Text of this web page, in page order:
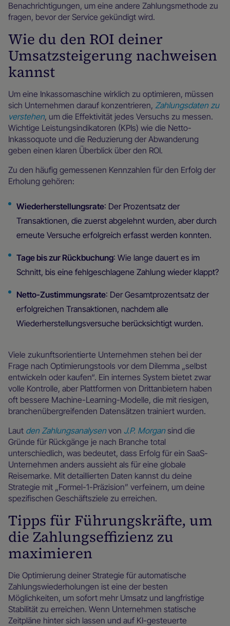
Benachrichtigungen, um eine andere Zahlungsmethode zu
fragen, bevor der Service gekündigt wird.
Wie du den ROI deiner
Umsatzsteigerung nachweisen
kannst
Um eine Inkassomaschine wirklich zu optimieren, müssen
sich Unternehmen darauf konzentrieren, Zahlungsdaten zu
verstehen, um die Effektivität jedes Versuchs zu messen.
Wichtige Leistungsindikatoren (KPIs) wie die Netto-
Inkassoquote und die Reduzierung der Abwanderung
geben einen klaren Überblick über den ROI.
Zu den häufig gemessenen Kennzahlen für den Erfolg der
Erholung gehören:
Wiederherstellungsrate: Der Prozentsatz der
Transaktionen, die zuerst abgelehnt wurden, aber durch
erneute Versuche erfolgreich erfasst werden konnten.
Tage bis zur Rückbuchung: Wie lange dauert es im
Schnitt, bis eine fehlgeschlagene Zahlung wieder klappt?
Netto-Zustimmungsrate: Der Gesamtprozentsatz der
erfolgreichen Transaktionen, nachdem alle
Wiederherstellungsversuche berücksichtigt wurden.
Viele zukunftsorientierte Unternehmen stehen bei der
Frage nach Optimierungstools vor dem Dilemma „selbst
entwickeln oder kaufen“. Ein internes System bietet zwar
volle Kontrolle, aber Plattformen von Drittanbietern haben
oft bessere Machine-Learning-Modelle, die mit riesigen,
branchenübergreifenden Datensätzen trainiert wurden.
Laut den Zahlungsanalysenvon J.P. Morgansind die
Gründe für Rückgänge je nach Branche total
unterschiedlich, was bedeutet, dass Erfolg für ein SaaS-
Unternehmen anders aussieht als für eine globale
Reisemarke. Mit detaillierten Daten kannst du deine
Strategie mit „Formel-1-Präzision” verfeinern, um deine
spezifischen Geschäftsziele zu erreichen.
Tipps für Führungskräfte, um
die Zahlungseffizienz zu
maximieren
Die Optimierung deiner Strategie für automatische
Zahlungswiederholungen ist eine der besten
Möglichkeiten, um sofort mehr Umsatz und langfristige
Stabilität zu erreichen. Wenn Unternehmen statische
Zeitpläne hinter sich lassen und auf KI-gesteuerte